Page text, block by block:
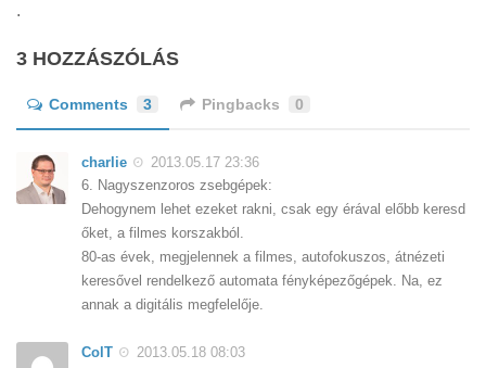
.
3 HOZZÁSZÓLÁS
Comments 3 Pingbacks 0
charlie
2013.05.17 23:36
6. Nagyszenzoros zsebgépek:
Dehogynem lehet ezeket rakni, csak egy érával előbb keresd
őket, a filmes korszakból.
80-as évek, megjelennek a filmes, autofokuszos, átnézeti
keresővel rendelkező automata fényképezőgépek. Na, ez
annak a digitális megfelelője.
ColT
2013.05.18 08:03